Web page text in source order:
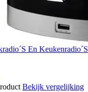
En Keukenradio´S
Bekijk vergelijking